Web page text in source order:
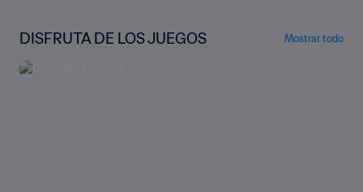
DISFRUTA DE LOS JUEGOS Mostrar todo